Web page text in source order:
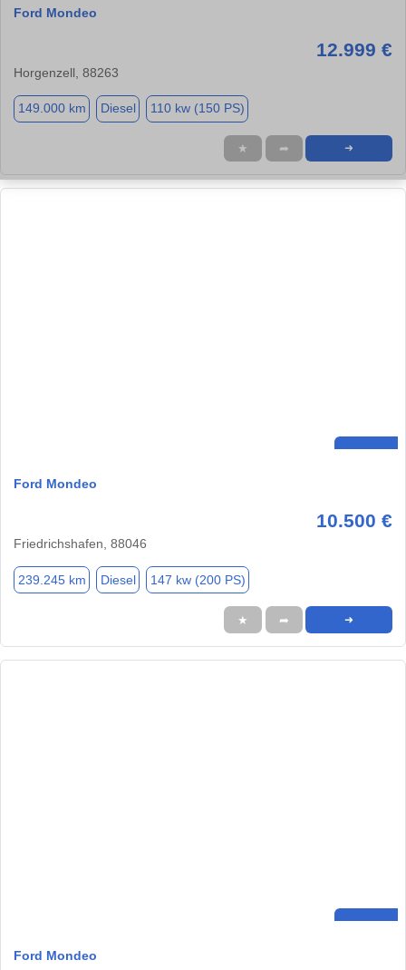
Ford Mondeo
12.999 €
Horgenzell, 88263
149.000 km Diesel 110 kw (150 PS)
★ ➦ ➜
Ford Mondeo
10.500 €
Friedrichshafen, 88046
239.245 km Diesel 147 kw (200 PS)
★ ➦ ➜
Ford Mondeo